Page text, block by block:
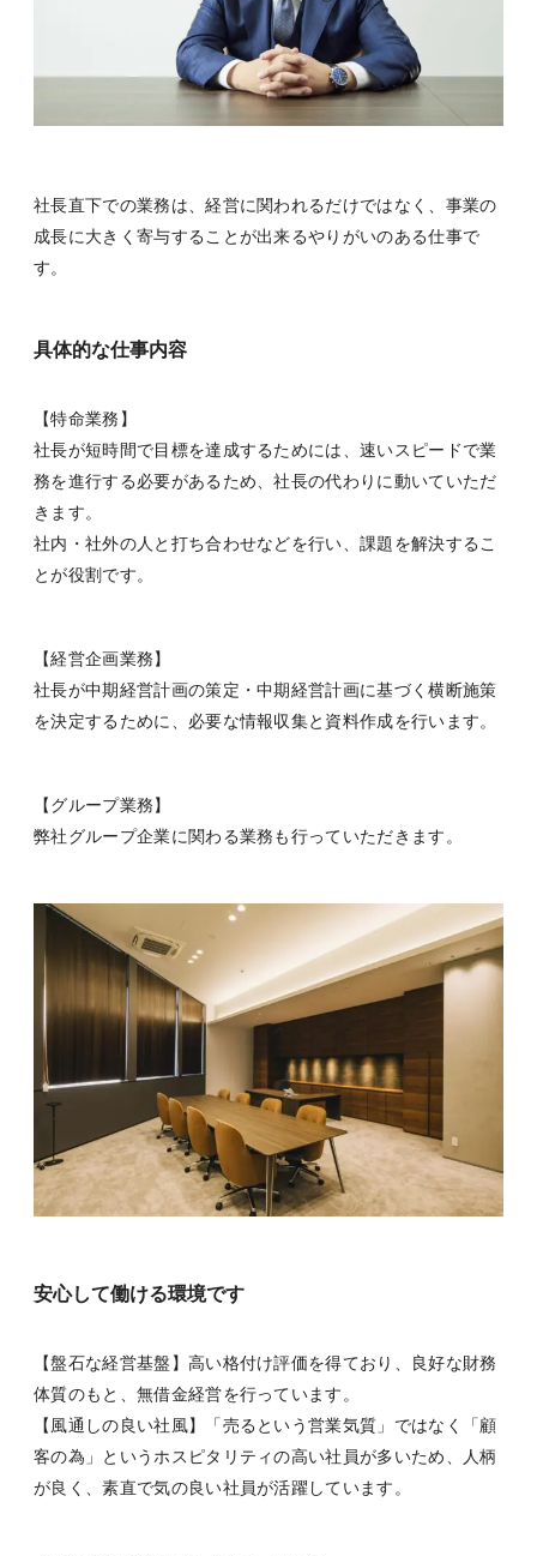
社長直下での業務は、経営に関われるだけではなく、事業の
成長に大きく寄与することが出来るやりがいのある仕事で
す。
具体的な仕事内容
【特命業務】
社長が短時間で目標を達成するためには、速いスピードで業
務を進行する必要があるため、社長の代わりに動いていただ
きます。
社内・社外の人と打ち合わせなどを行い、課題を解決するこ
とが役割です。
【経営企画業務】
社長が中期経営計画の策定・中期経営計画に基づく横断施策
を決定するために、必要な情報収集と資料作成を行います。
【グループ業務】
弊社グループ企業に関わる業務も行っていただきます。
安心して働ける環境です
【盤石な経営基盤】高い格付け評価を得ており、良好な財務
体質のもと、無借金経営を行っています。
【風通しの良い社風】「売るという営業気質」ではなく「顧
客の為」というホスピタリティの高い社員が多いため、人柄
が良く、素直で気の良い社員が活躍しています。